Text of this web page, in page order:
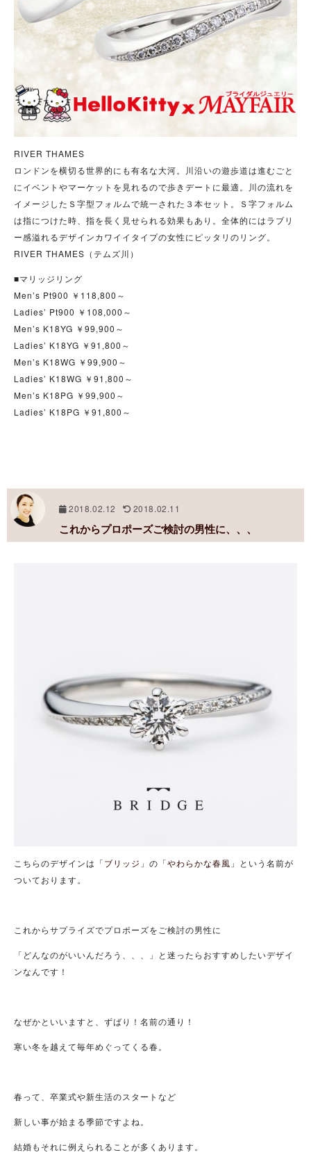
RIVER THAMES
ロンドンを横切る世界的にも有名な大河。川沿いの遊歩道は進むごと
にイベントやマーケットを見れるので歩きデートに最適。川の流れを
イメージしたＳ字型フォルムで統一された３本セット。Ｓ字フォルム
は指につけた時、指を長く見せられる効果もあり。全体的にはラブリ
ー感溢れるデザインカワイイタイプの女性にピッタリのリング。
RIVER THAMES（テムズ川）
■マリッジリング
Men’s Pt900 ￥118,800～
Ladies’ Pt900 ￥108,000～
Men’s K18YG ￥99,900～
Ladies’ K18YG ￥91,800～
Men’s K18WG ￥99,900～
Ladies’ K18WG ￥91,800～
Men’s K18PG ￥99,900～
Ladies’ K18PG ￥91,800～
2018.02.12 2018.02.11
これからプロポーズご検討の男性に、、、
こちらのデザインは「ブリッジ 」の「やわらかな春風 」という名前が
ついております。
これからサプライズでプロポーズをご検討の男性に
「どんなのがいいんだろう、、、」と迷ったらおすすめしたいデザイ
ンなんです！
なぜかといいますと、ずばり！名前の通り！
寒い冬を越えて毎年めぐってくる春。
春って、卒業式や新生活のスタートなど
新しい事が始まる季節ですよね。
結婚もそれに例えられることが多くあります。